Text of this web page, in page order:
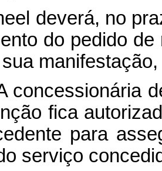
deverá, no
do pedido
concessionária
fica
para
serviço